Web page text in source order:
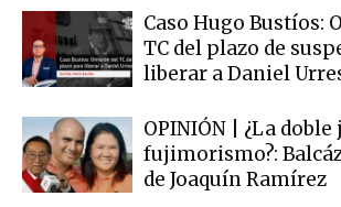
Caso Hugo Bustíos:
TC del plazo de
liberar a Daniel
OPINIÓN | ¿La
fujimorismo?:
de Joaquín Ramírez